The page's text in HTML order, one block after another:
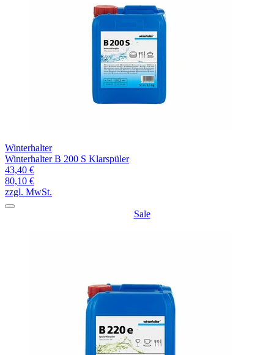
Winterhalter
Winterhalter B 200 S Klarspüler
43,40 €
80,10 €
zzgl. MwSt.
Sale